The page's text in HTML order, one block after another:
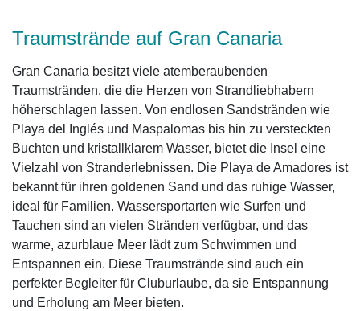
Traumstrände auf Gran Canaria
Gran Canaria besitzt viele atemberaubenden
Traumstränden, die die Herzen von Strandliebhabern
höherschlagen lassen. Von endlosen Sandstränden wie
Playa del Inglés und Maspalomas bis hin zu versteckten
Buchten und kristallklarem Wasser, bietet die Insel eine
Vielzahl von Stranderlebnissen. Die Playa de Amadores ist
bekannt für ihren goldenen Sand und das ruhige Wasser,
ideal für Familien. Wassersportarten wie Surfen und
Tauchen sind an vielen Stränden verfügbar, und das
warme, azurblaue Meer lädt zum Schwimmen und
Entspannen ein. Diese Traumstrände sind auch ein
perfekter Begleiter für Cluburlaube, da sie Entspannung
und Erholung am Meer bieten.